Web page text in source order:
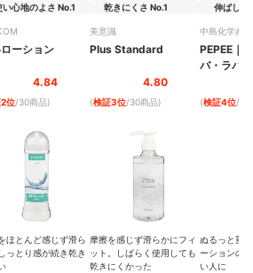
い心地のよさ No.1
ーション
4.84
位/30商品)
ほとんど感じず滑ら
っとり感が続き乾き
乾きにくさ No.1
美意識
Plus Standard
4.80
(検証3位/30商品)
摩擦を感じず滑らかにフィ
ット。しばらく使用しても
乾きにくかった
伸ばしや
中島化学産業
PEPEE ｜
バ・ラバ
(検証4位/30
ぬるっと重
ーションの
い人に